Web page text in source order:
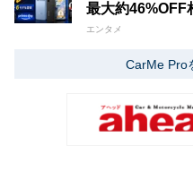
最大約46%OFF
エンタメ
CarMe Pro